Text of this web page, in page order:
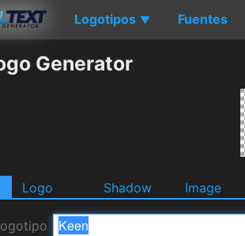
Logotipos ▼ Fuentes
Generator
Logo Shadow Image